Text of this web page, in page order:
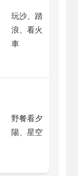
玩沙、踏
浪、看火
車
野餐看夕
陽、星空